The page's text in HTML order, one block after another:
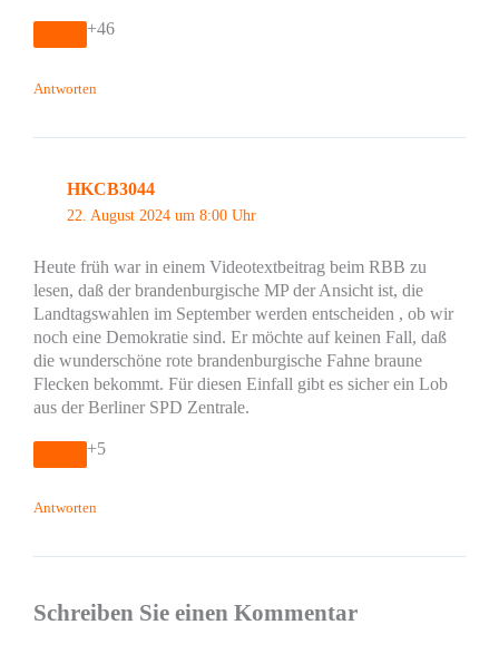
+46
Antworten
HKCB3044
22. August 2024 um 8:00 Uhr
Heute früh war in einem Videotextbeitrag beim RBB zu
lesen, daß der brandenburgische MP der Ansicht ist, die
Landtagswahlen im September werden entscheiden , ob wir
noch eine Demokratie sind. Er möchte auf keinen Fall, daß
die wunderschöne rote brandenburgische Fahne braune
Flecken bekommt. Für diesen Einfall gibt es sicher ein Lob
aus der Berliner SPD Zentrale.
+5
Antworten
Schreiben Sie einen Kommentar